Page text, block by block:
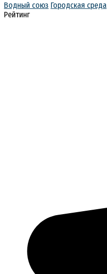
Водный союз Городская среда
Рейтинг